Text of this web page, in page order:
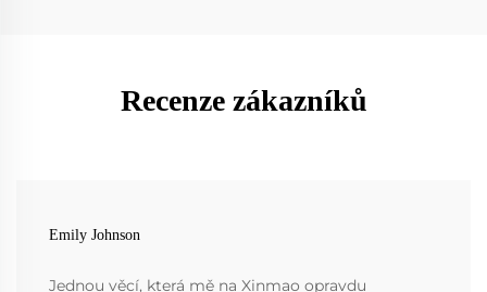
Recenze zákazníků
Emily Johnson
Jednou věcí, která mě na Xinmao opravdu